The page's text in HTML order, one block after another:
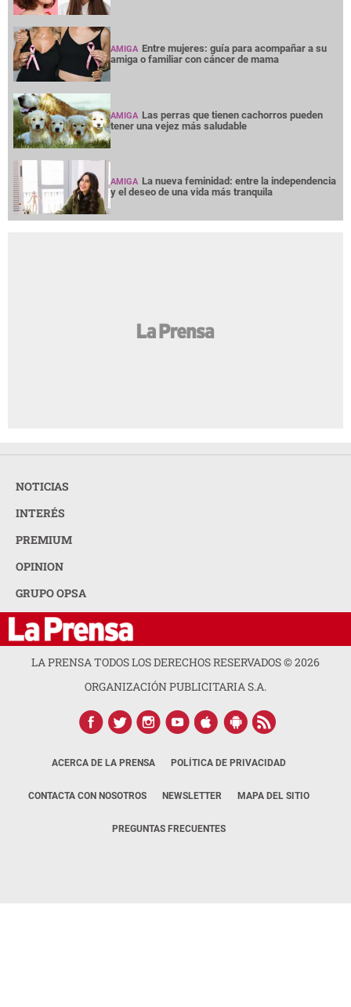
AMIGA Entre mujeres: guía para acompañar a su
amiga o familiar con cáncer de mama
AMIGA Las perras que tienen cachorros pueden
tener una vejez más saludable
AMIGA La nueva feminidad: entre la independencia
y el deseo de una vida más tranquila
NOTICIAS
INTERÉS
PREMIUM
OPINION
GRUPO OPSA
LA PRENSA TODOS LOS DERECHOS RESERVADOS ©2026
ORGANIZACIÓN PUBLICITARIA S.A.
ACERCA DE LA PRENSA POLÍTICA DE PRIVACIDAD
CONTACTA CON NOSOTROS NEWSLETTER MAPA DEL SITIO
PREGUNTAS FRECUENTES